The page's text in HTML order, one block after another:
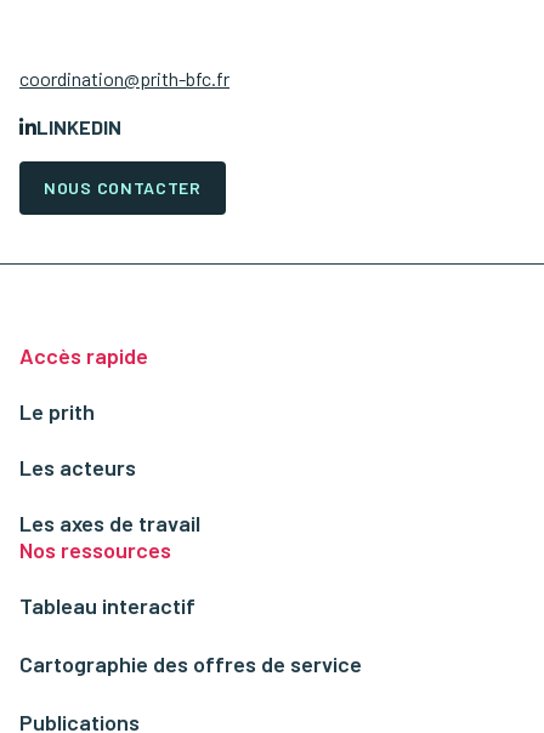
coordination@prith-bfc.fr
LINKEDIN
NOUS CONTACTER
Accès rapide
Le prith
Les acteurs
Les axes de travail
Nos ressources
Tableau interactif
Cartographie des offres de service
Publications